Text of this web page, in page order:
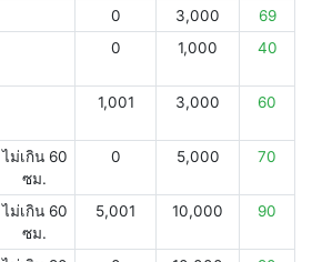
0 3,000
69
0 1,000 40
1,001 3,000 60
ไม่เกิน 60
ซม.
0 5,000 70
ไม่เกิน 60
ซม.
5,001 10,000 90